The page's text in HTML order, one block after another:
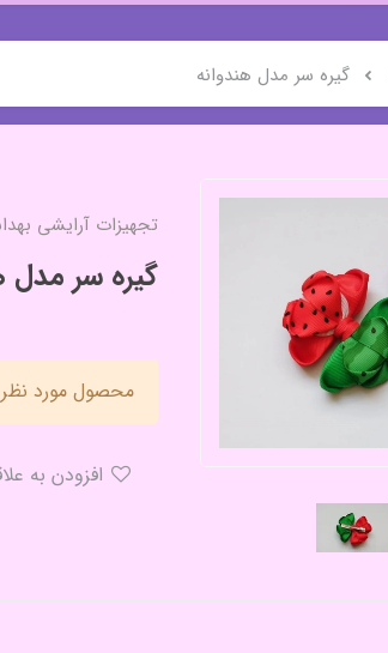
گیره سر مدل هندوانه
تجهیزات آرایشی
گیره سر مدل
محصول مورد